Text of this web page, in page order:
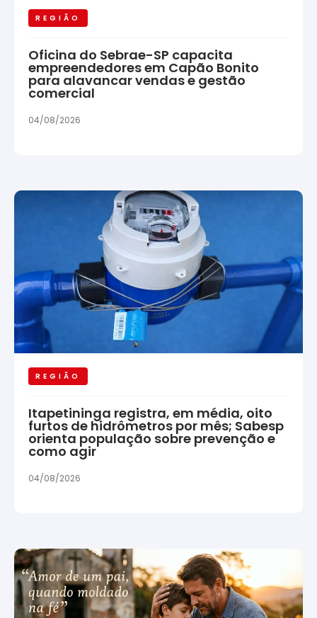
REGIÃO
Oficina do Sebrae-SP capacita
empreendedores em Capão Bonito
para alavancar vendas e gestão
comercial
04/08/2026
REGIÃO
Itapetininga registra, em média, oito
furtos de hidrômetros por mês; Sabesp
orienta população sobre prevenção e
como agir
04/08/2026